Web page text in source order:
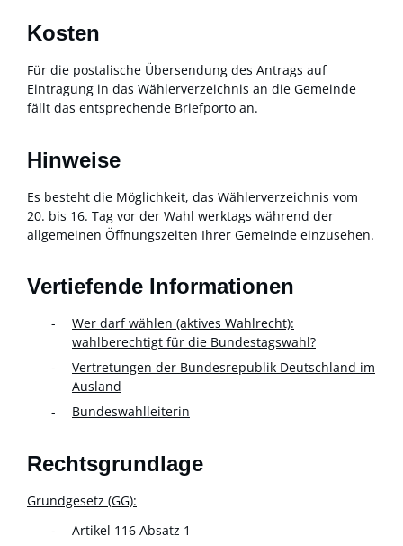
Kosten
Für die postalische Übersendung des Antrags auf
Eintragung in das Wählerverzeichnis an die Gemeinde
fällt das entsprechende Briefporto an.
Hinweise
Es besteht die Möglichkeit, das Wählerverzeichnis vom
20. bis 16. Tag vor der Wahl werktags während der
allgemeinen Öffnungszeiten Ihrer Gemeinde einzusehen.
Vertiefende Informationen
Wer darf wählen (aktives Wahlrecht):
wahlberechtigt für die Bundestagswahl?
Vertretungen der Bundesrepublik Deutschland im
Ausland
Bundeswahlleiterin
Rechtsgrundlage
Grundgesetz (GG):
Artikel 116 Absatz 1